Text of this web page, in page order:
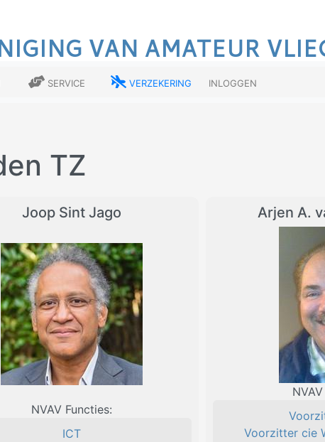
VAN AMATEUR
Service Verzekering Inloggen
TZ
Joop Sint Jago
NVAV Functies:
ICT
Arjen A.
Voorzitter cie